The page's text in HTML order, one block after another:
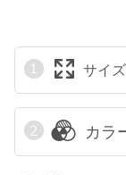
サイ
カラ
予約商品